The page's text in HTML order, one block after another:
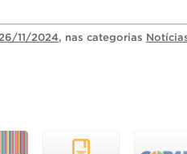
11/2024, nas categorias